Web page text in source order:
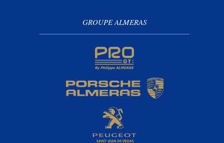
GROUPE ALMERAS